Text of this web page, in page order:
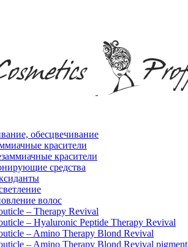
обесцвечивание
красители
красители
средства
волос
– Therapy Revival
– Hyaluronic Peptide Therapy Revival
– Amino Therapy Blond Revival
– Amino Therapy Blond Revival pigment